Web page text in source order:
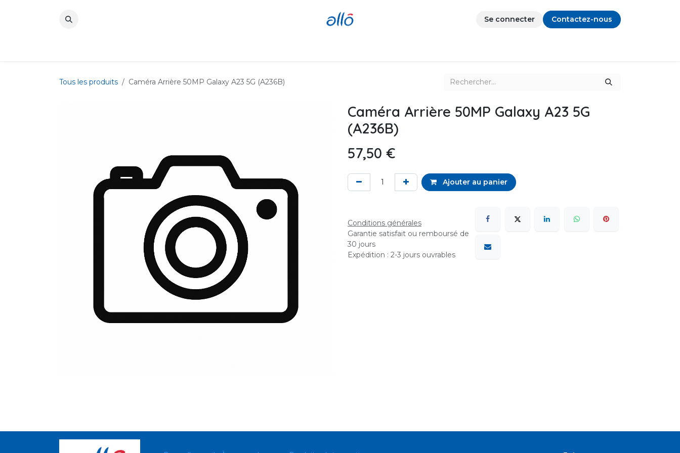
Se connecter
Contactez-nous
Tous les produits Caméra Arrière 50MP Galaxy A23 5G (A236B)
Caméra Arrière 50MP Galaxy A23 5G
(A236B)
57,50 €
Ajouter au panier
Conditions générales
Garantie satisfait ou remboursé de
30 jours
Expédition : 2-3 jours ouvrables